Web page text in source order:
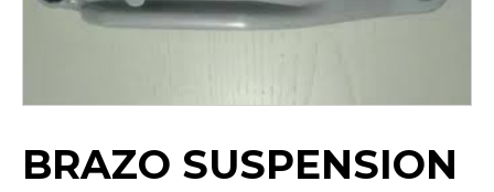
BRAZO SUSPENSION